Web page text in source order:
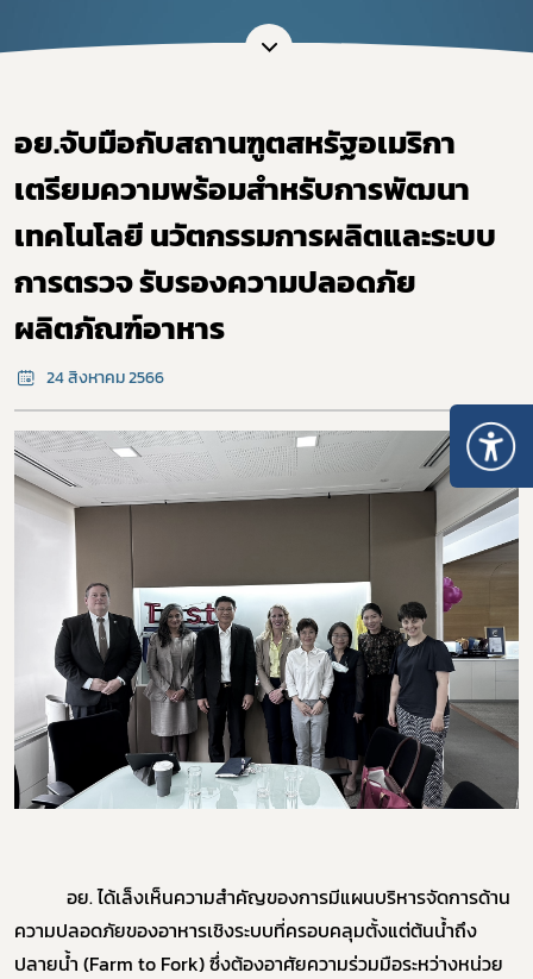
อย.จับมือกับสถานฑูตสหรัฐอเมริกา
เตรียมความพร้อมสำหรับการพัฒนา
เทคโนโลยี นวัตกรรมการผลิตและระบบ
การตรวจ รับรองความปลอดภัย
ผลิตภัณฑ์อาหาร
24 สิงหาคม 2566
อย. ได้เล็งเห็นความสำคัญของการมีแผนบริหารจัดการด้าน
ความปลอดภัยของอาหารเชิงระบบที่ครอบคลุมตั้งแต่ต้นน้ำถึง
ปลายน้ำ (Farm to Fork) ซึ่งต้องอาศัยความร่วมมือระหว่างหน่วย